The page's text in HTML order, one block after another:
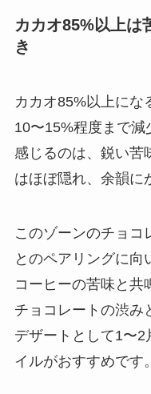
カカオ85%以上は
き
カカオ85%以上にな
10〜15%程度まで
感じるのは、鋭い苦
はほぼ隠れ、余韻に
このゾーンのチョコ
とのペアリングに向
コーヒーの苦味と共
チョコレートの渋み
デザートとして1〜2
イルがおすすめです。